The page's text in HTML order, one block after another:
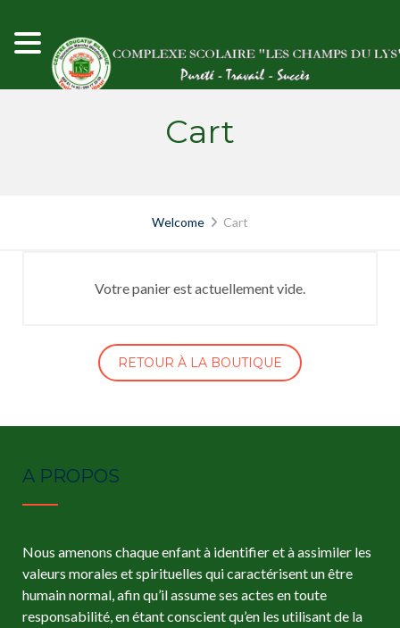
Skip
Cart
Welcome Cart
Votre panier est actuellement vide.
RETOUR À LA BOUTIQUE
A PROPOS
Nous amenons chaque enfant à identifier et à assimiler les
valeurs morales et spirituelles qui caractérisent un être
humain normal, afin qu’il assume ses actes en toute
responsabilité, en étant conscient qu’en les utilisant de la